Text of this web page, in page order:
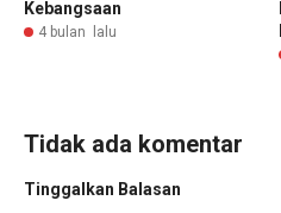
Kebangsaan
4 bulan lalu
Tidak ada komentar
Tinggalkan Balasan